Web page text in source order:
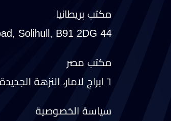
مكتب بريطانيا
44 Buryfield Road, Solihull, B91 2DG
مكتب مصر
٦ ابراج لامار، النزهة الجديدة، القاهرة
سياسة الخصوصية